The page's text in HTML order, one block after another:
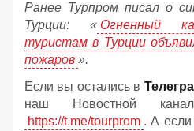
Ранее Турпром писал о
Турции: « Огненный
туристам в Турции
пожаров ».
Если вы остались в
наш Новостной
https://t.me/tourprom . А